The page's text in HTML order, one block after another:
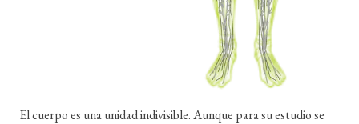
El cuerpo es una unidad indivisible. Aunque para su estudio se